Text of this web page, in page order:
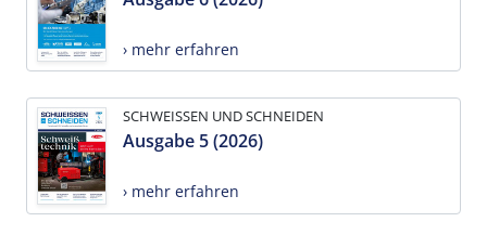
› mehr erfahren
SCHWEISSEN UND SCHNEIDEN
Ausgabe 5 (2026)
› mehr erfahren